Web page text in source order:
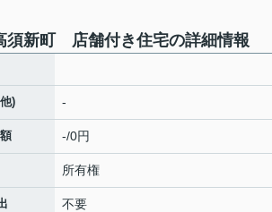
須新町 店舗付き住宅の詳細情報
) -
-/0円
所有権
不要